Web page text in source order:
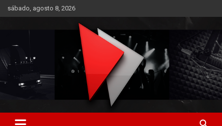
Saltar
al
sábado, agosto 8, 2026
RO CONTENIDOS